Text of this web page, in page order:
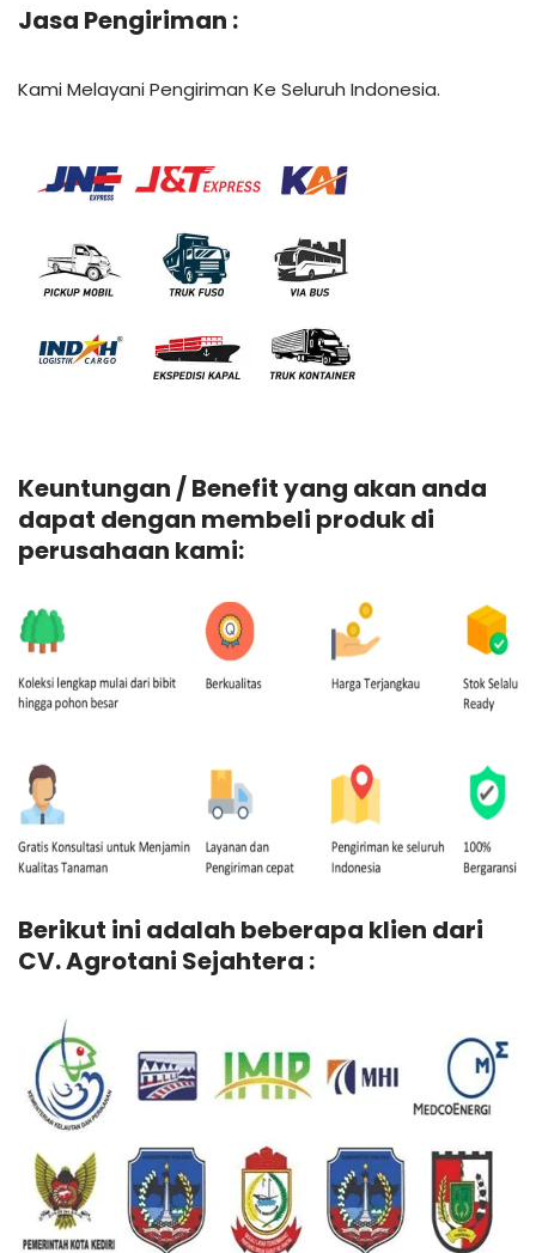
Jasa Pengiriman :
Kami Melayani Pengiriman Ke Seluruh Indonesia.
Keuntungan / Benefit yang akan anda
dapat dengan membeli produk di
perusahaan kami:
Berikut ini adalah beberapa klien dari
CV. Agrotani Sejahtera :